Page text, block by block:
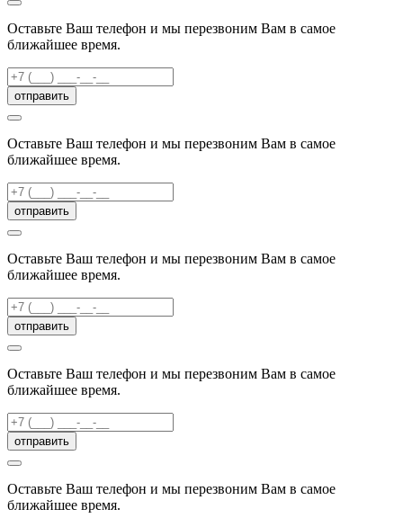
Оставьте Ваш телефон и мы перезвоним Вам в самое
ближайшее время.
отправить
Оставьте Ваш телефон и мы перезвоним Вам в самое
ближайшее время.
отправить
Оставьте Ваш телефон и мы перезвоним Вам в самое
ближайшее время.
отправить
Оставьте Ваш телефон и мы перезвоним Вам в самое
ближайшее время.
отправить
Оставьте Ваш телефон и мы перезвоним Вам в самое
ближайшее время.